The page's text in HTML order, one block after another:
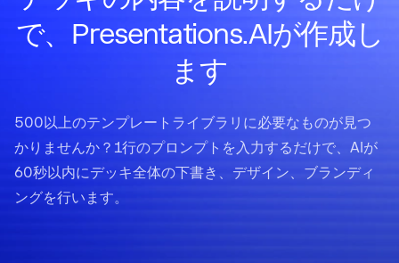
で、Presentations.AIが作成し
ます
500以上のテンプレートライブラリに必要なものが見つ
かりませんか？1行のプロンプトを入力するだけで、AIが
60秒以内にデッキ全体の下書き、デザイン、ブランディ
ングを行います。